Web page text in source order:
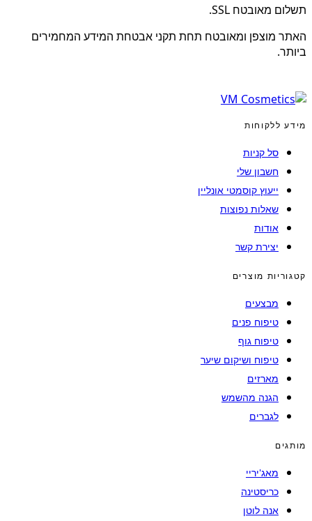
תשלום מאובטח SSL.
האתר מוצפן ומאובטח תחת תקני אבטחת המידע המחמירים
ביותר.
מידע ללקוחות
סל קניות
חשבון שלי
ייעוץ קוסמטי אונליין
שאלות נפוצות
אודות
יצירת קשר
קטגוריות מוצרים
מבצעים
טיפוח פנים
טיפוח גוף
טיפוח ושיקום שיער
מארזים
הגנה מהשמש
לגברים
מותגים
מאג'יריי
כריסטינה
אנה לוטן